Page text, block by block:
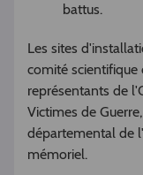
battus.
Les sites
comité
représentants de
Victimes de
départemental de
mémoriel.